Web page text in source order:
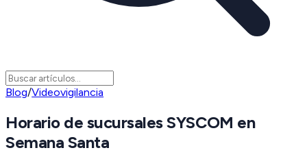
Blog/Videovigilancia
Horario de sucursales SYSCOM en
Semana Santa